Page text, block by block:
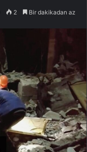
2 Bir dakikadan az